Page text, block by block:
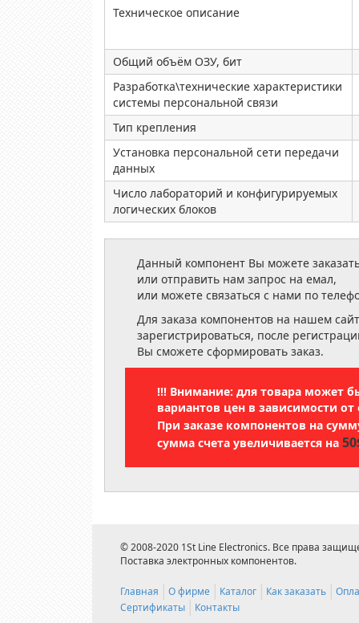
Техническое описание
Общий объём ОЗУ, бит
Разработка\технические характеристики
системы персональной связи
Тип крепления
Установка персональной сети передачи
данных
Число лабораторий и конфигурируемых
логических блоков
Данный компонент Вы можете
или отправить нам запрос на емал,
или можете связаться с нами по
Для заказа компонентов на нашем
зарегистрироваться, после
Вы сможете сформировать заказ.
!!! Внимание: для товара может
вариантов цен в зависимости от
При заказе компонентов на
сумма счета увеличивается на
© 2008-2020 1St Line Electronics. Все права
Поставка электронных компонентов.
Главная О фирме Каталог Как заказать
Сертификаты
Контакты